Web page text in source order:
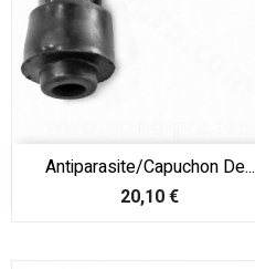
Antiparasite/Capuchon De...
Prix
20,10 €